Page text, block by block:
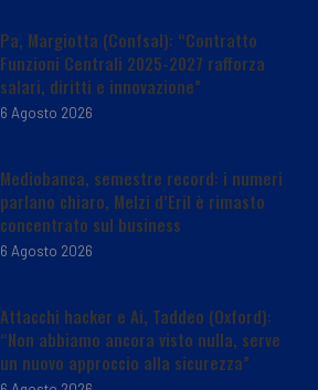
Pa, Margiotta (Confsal): “Contratto
Funzioni Centrali 2025-2027 rafforza
salari, diritti e innovazione”
6 Agosto 2026
Mediobanca, semestre record: i numeri
parlano chiaro, Melzi d’Eril è rimasto
concentrato sul business
6 Agosto 2026
Attacchi hacker e Ai, Taddeo (Oxford):
“Non abbiamo ancora visto nulla, serve
un nuovo approccio alla sicurezza”